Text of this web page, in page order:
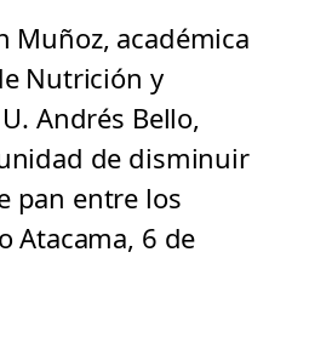
Muñoz, académica
Nutrición y
Andrés Bello,
de disminuir
pan entre los
Atacama, 6 de